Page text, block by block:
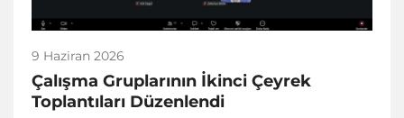
9 Haziran 2026
Çalışma Gruplarının İkinci Çeyrek
Toplantıları Düzenlendi